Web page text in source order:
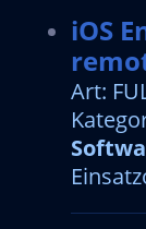
iOS
Art: